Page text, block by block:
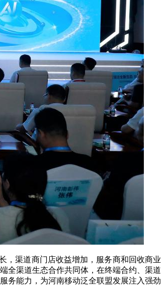
渠道商门店收益增加，服务商和回收商业
全渠道生态合作共同体，在终端合约、渠道
务能力，为河南移动泛全联盟发展注入强劲